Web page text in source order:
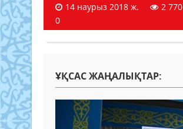
14 наурыз 2018 ж.
2 770
0
ҰҚСАС ЖАҢАЛЫҚТАР: